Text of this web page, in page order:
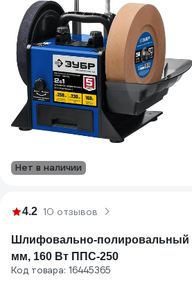
Нет в наличии
4.2 10 отзывов
Шлифовально-полировальный
мм, 160 Вт ППС-250
Код товара: 16445365